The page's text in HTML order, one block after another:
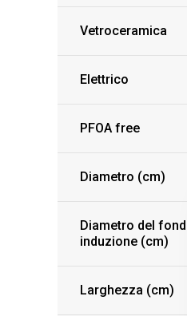
Vetroceramica
Elettrico
PFOA free
Diametro (cm)
Diametro del
induzione (cm)
Larghezza (cm)